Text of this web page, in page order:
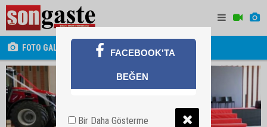
FOTO GALERİ FACEBOOK'TA
BEĞEN
Bir Daha Gösterme